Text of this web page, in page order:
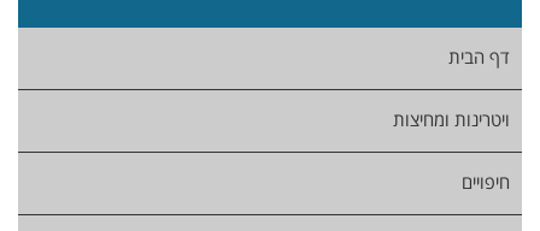
דף הבית
ויטרינות ומחיצות
חיפויים